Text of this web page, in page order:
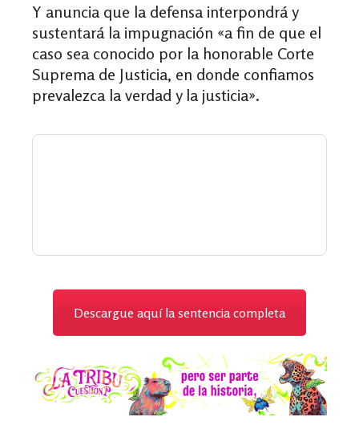
Y anuncia que la defensa interpondrá y
sustentará la impugnación «a fin de que el
caso sea conocido por la honorable Corte
Suprema de Justicia, en donde confiamos
prevalezca la verdad y la justicia».
Descargue aquí la sentencia completa